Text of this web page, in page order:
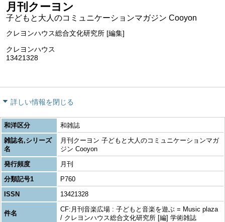
月刊クーヨン
子どもと大人のコミュニケーションマガジン Cooyon
クレヨンハウス総合文化研究所 [編集]
クレヨンハウス
13421328
詳しい情報を閉じる
和洋区分
和雑誌
雑誌名,シリーズ
名
月刊クーヨン 子どもと大人のコミュニケーションマガ
ジン Cooyon
発行頻度
月刊
分類記号1
P760
ISSN
13421328
件名
CF:月刊音楽広場 : 子どもと音楽を遊ぶ = Music plaza
/ クレヨンハウス総合文化研究所 [編] 学術雑誌